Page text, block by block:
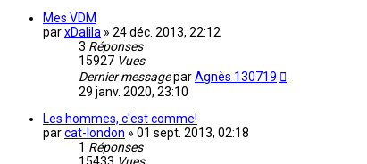
Mes VDM
parxDalila » 24 déc. 2013, 22:12
3 Réponses
15927 Vues
Dernier messageparAgnès 130719
29 janv. 2020, 23:10
Les hommes, c'est comme!
parcat-london » 01 sept. 2013, 02:18
1 Réponses